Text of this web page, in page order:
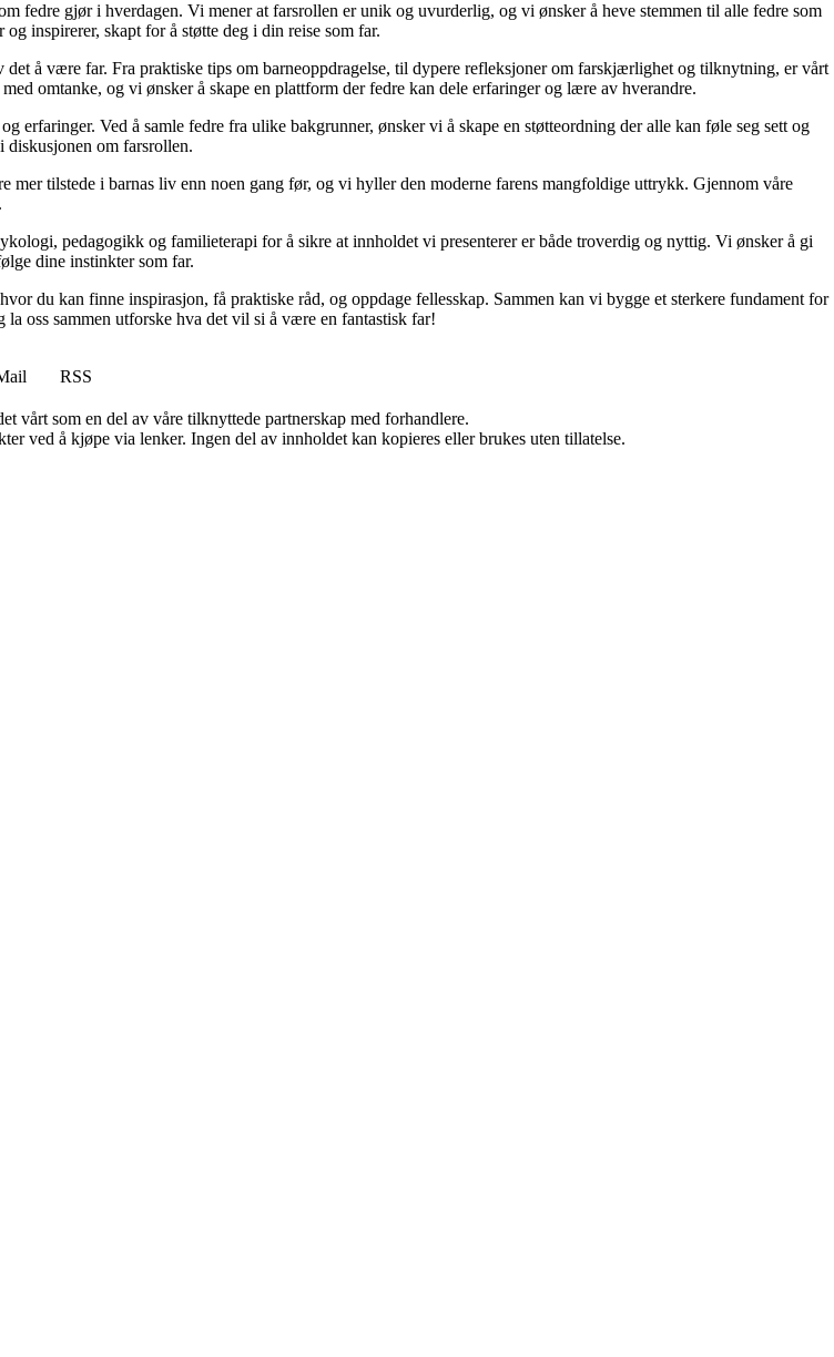
fedre gjør i hverdagen. Vi mener at farsrollen er unik og uvurderlig, og vi ønsker å heve stemmen til alle fedre som
inspirerer, skapt for å støtte deg i din reise som far.
å være far. Fra praktiske tips om barneoppdragelse, til dypere refleksjoner om farskjærlighet og tilknytning, er vårt
omtanke, og vi ønsker å skape en plattform der fedre kan dele erfaringer og lære av hverandre.
erfaringer. Ved å samle fedre fra ulike bakgrunner, ønsker vi å skape en støtteordning der alle kan føle seg sett og
om farsrollen.
tilstede i barnas liv enn noen gang før, og vi hyller den moderne farens mangfoldige uttrykk. Gjennom våre
pedagogikk og familieterapi for å sikre at innholdet vi presenterer er både troverdig og nyttig. Vi ønsker å gi
dine instinkter som far.
du kan finne inspirasjon, få praktiske råd, og oppdage fellesskap. Sammen kan vi bygge et sterkere fundament for
oss sammen utforske hva det vil si å være en fantastisk far!
RSS
vårt som en del av våre tilknyttede partnerskap med forhandlere.
ved å kjøpe via lenker. Ingen del av innholdet kan kopieres eller brukes uten tillatelse.